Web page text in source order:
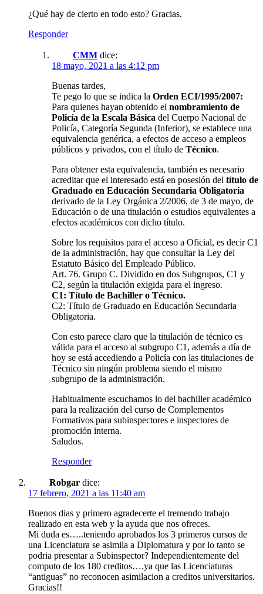
¿Qué hay de cierto en todo esto? Gracias.
Responder
CMM dice:
18 mayo, 2021 a las 4:12 pm
Buenas tardes,
Te pego lo que se indica la Orden ECI/1995/2007:
Para quienes hayan obtenido el nombramiento de
Policía de la Escala Básica del Cuerpo Nacional de
Policía, Categoría Segunda (Inferior), se establece una
equivalencia genérica, a efectos de acceso a empleos
públicos y privados, con el título de Técnico.
Para obtener esta equivalencia, también es necesario
acreditar que el interesado está en posesión del título de
Graduado en Educación Secundaria Obligatoria
derivado de la Ley Orgánica 2/2006, de 3 de mayo, de
Educación o de una titulación o estudios equivalentes a
efectos académicos con dicho título.
Sobre los requisitos para el acceso a Oficial, es decir C1
de la administración, hay que consultar la Ley del
Estatuto Básico del Empleado Público.
Art. 76. Grupo C. Dividido en dos Subgrupos, C1 y
C2, según la titulación exigida para el ingreso.
C1: Título de Bachiller o Técnico.
C2: Título de Graduado en Educación Secundaria
Obligatoria.
Con esto parece claro que la titulación de técnico es
válida para el acceso al subgrupo C1, además a día de
hoy se está accediendo a Policía con las titulaciones de
Técnico sin ningún problema siendo el mismo
subgrupo de la administración.
Habitualmente escuchamos lo del bachiller académico
para la realización del curso de Complementos
Formativos para subinspectores e inspectores de
promoción interna.
Saludos.
Responder
Robgar dice:
17 febrero, 2021 a las 11:40 am
Buenos dias y primero agradecerte el tremendo trabajo
realizado en esta web y la ayuda que nos ofreces.
Mi duda es…..teniendo aprobados los 3 primeros cursos de
una Licenciatura se asimila a Diplomatura y por lo tanto se
podria presentar a Subinspector? Independientemente del
computo de los 180 creditos….ya que las Licenciaturas
“antiguas” no reconocen asimilacion a creditos universitarios.
Gracias!!